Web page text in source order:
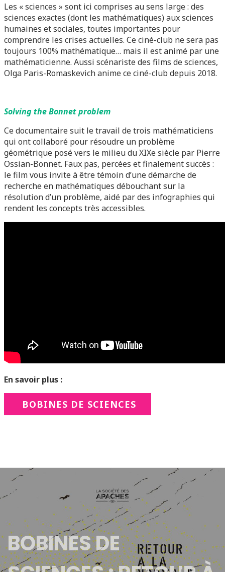
Les « sciences » sont ici comprises au sens large : des
sciences exactes (dont les mathématiques) aux sciences
humaines et sociales, toutes importantes pour
comprendre les crises actuelles. Ce ciné-club ne sera pas
toujours 100% mathématique… mais il est animé par une
mathématicienne. Aussi scénariste des films de sciences,
Olga Paris-Romaskevich anime ce ciné-club depuis 2018.
Solving the Bonnet problem
Ce documentaire suit le travail de trois mathématiciens
qui ont collaboré pour résoudre un problème
géométrique posé vers le milieu du XIXe siècle par Pierre
Ossian-Bonnet. Faux pas, percées et finalement succès :
le film vous invite à être témoin d’une démarche de
recherche en mathématiques débouchant sur la
résolution d’un problème, aidé par des infographies qui
rendent les concepts très accessibles.
En savoir plus :
BOBINES DE SCIENCES
BOBINES DE